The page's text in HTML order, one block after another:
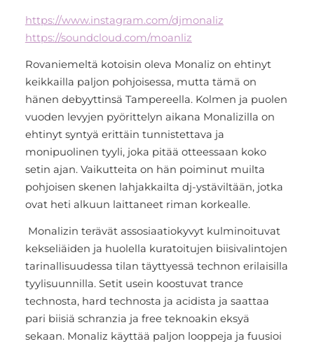
https://www.instagram.com/djmonaliz
https://soundcloud.com/moanliz
Rovaniemeltä kotoisin oleva Monaliz on ehtinyt
keikkailla paljon pohjoisessa, mutta tämä on
hänen debyyttinsä Tampereella. Kolmen ja puolen
vuoden levyjen pyörittelyn aikana Monalizilla on
ehtinyt syntyä erittäin tunnistettava ja
monipuolinen tyyli, joka pitää otteessaan koko
setin ajan. Vaikutteita on hän poiminut muilta
pohjoisen skenen lahjakkailta dj-ystäviltään, jotka
ovat heti alkuun laittaneet riman korkealle.
Monalizin terävät assosiaatiokyvyt kulminoituvat
kekseliäiden ja huolella kuratoitujen biisivalintojen
tarinallisuudessa tilan täyttyessä technon erilaisilla
tyylisuunnilla. Setit usein koostuvat trance
technosta, hard technosta ja acidista ja saattaa
pari biisiä schranzia ja free teknoakin eksyä
sekaan. Monaliz käyttää paljon looppeja ja fuusioi